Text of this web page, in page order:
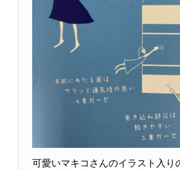
可愛いマキコさんのイラスト入り